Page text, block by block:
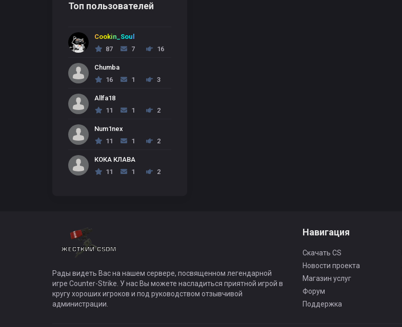
Топ пользователей
Cookin_Soul
87
7 16
Chumba
16
1 3
Allfa18
11
1 2
Num1nex
11
1 2
КОКА КЛАВА
11
1 2
Рады видеть Вас на нашем сервере, посвященном легендарной
игре Counter-Strike. У нас Вы можете насладиться приятной игрой в
кругу хороших игроков и под руководством отзывчивой
администрации.
Навигация
Скачать CS
Новости проекта
Магазин услуг
Форум
Поддержка